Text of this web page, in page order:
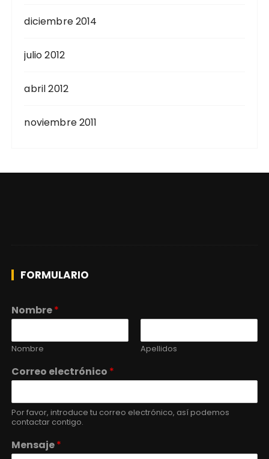
diciembre 2014
julio 2012
abril 2012
noviembre 2011
FORMULARIO
Nombre*
Nombre Apellidos
Correo electrónico *
Por favor, introduce tu correo electrónico, así podemos
contactar contigo.
Mensaje*